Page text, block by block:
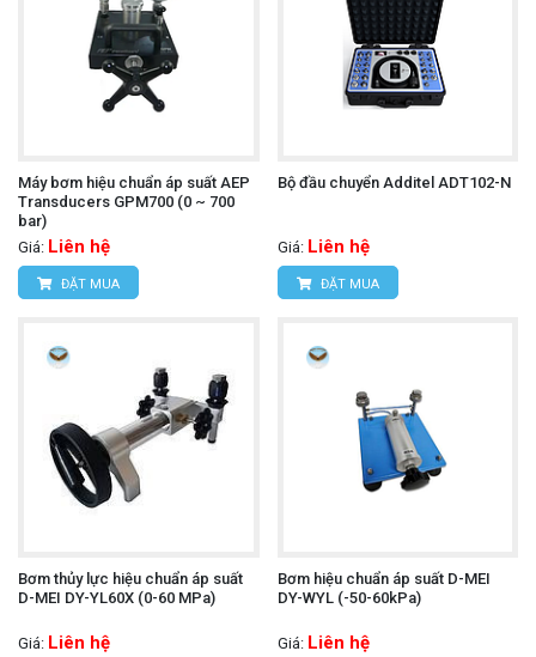
Máy bơm hiệu chuẩn áp suất AEP
Transducers GPM700 (0 ~ 700
bar)
Giá: Liên hệ
ĐẶT MUA
Bộ đầu chuyển Additel ADT102-N
Giá: Liên hệ
ĐẶT MUA
Bơm thủy lực hiệu chuẩn áp suất
D-MEI DY-YL60X (0-60 MPa)
Giá: Liên hệ
Bơm hiệu chuẩn áp suất D-MEI
DY-WYL (-50-60kPa)
Giá: Liên hệ